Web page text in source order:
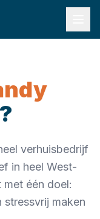
?
verhuisbedrijf
in heel West-
één doel:
stressvrij maken